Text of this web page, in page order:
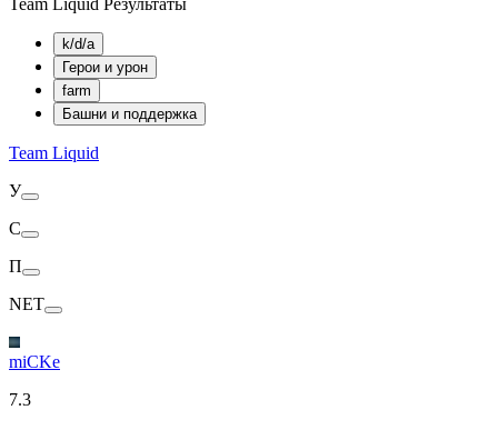
k/d/a
Герои и урон
farm
Башни и поддержка
Team Liquid
У
С
П
NET
miCKe
7.3